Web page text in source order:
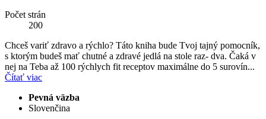
Počet strán
200
Chceš variť zdravo a rýchlo? Táto kniha bude Tvoj tajný pomocník,
s ktorým budeš mať chutné a zdravé jedlá na stole raz- dva. Čaká v
nej na Teba až 100 rýchlych fit receptov maximálne do 5 surovín...
Čítať viac
Pevná väzba
Slovenčina